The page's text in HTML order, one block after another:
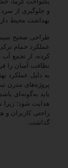
و جلوگیری از
بهداشت محیط
طراحی صحیح
عملکرد حمام
کرده، از تجمع آب
نظافت آسان را
به دلیل عملکرد
پروژه‌های مدرن
باید به‌گونه‌ای
هدایت شود؛ زیرا
راحتی کاربران و
گذاشت.